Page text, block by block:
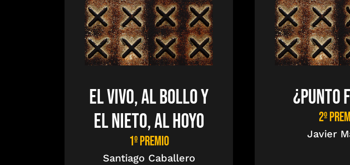
EL VIVO, AL BOLLO Y
EL NIETO, AL HOYO
1º PREMIO
Santiago Caballero
¿PUNTO
2º
Javier